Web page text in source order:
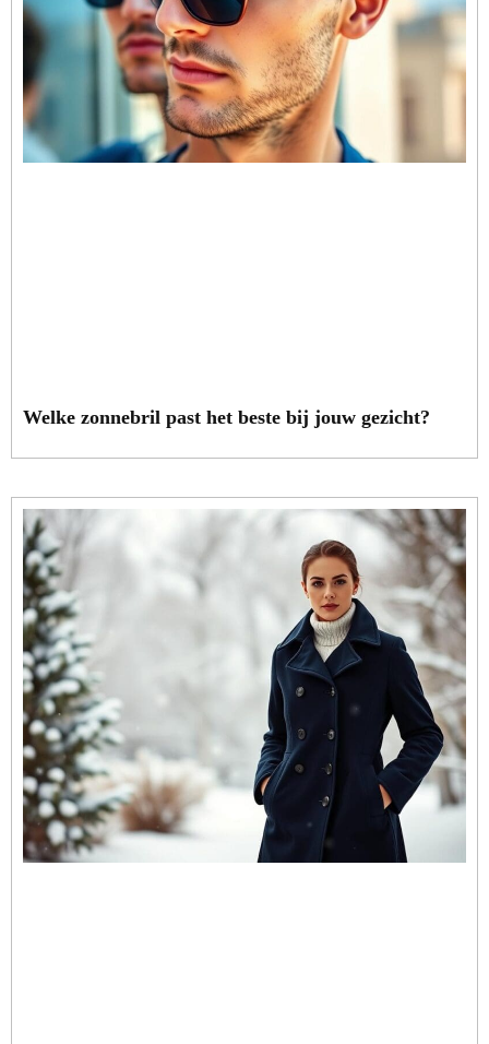
Welke zonnebril past het beste bij jouw gezicht?